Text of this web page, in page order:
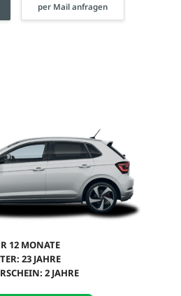
per Mail anfragen
12 MONATE
23 JAHRE
2 JAHRE